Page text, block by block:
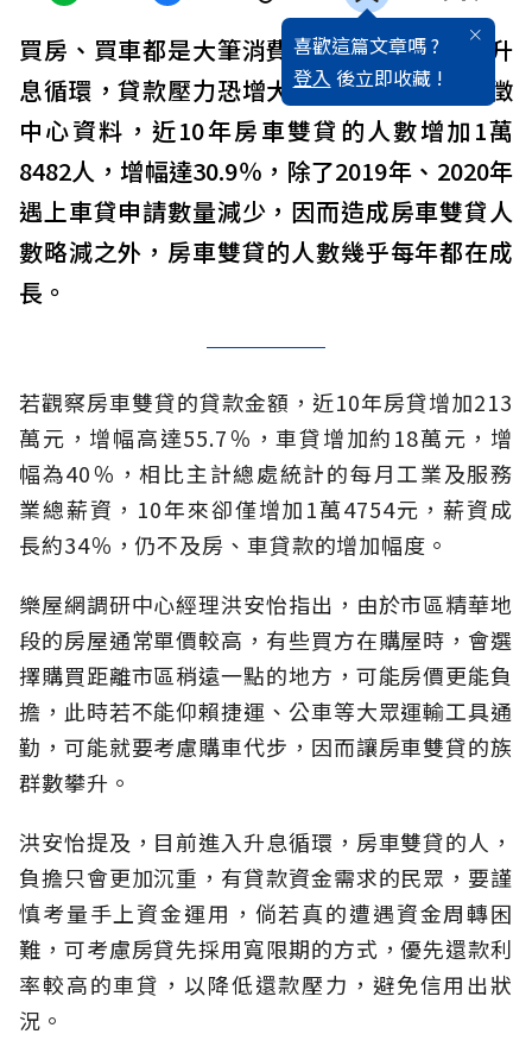
喜歡這篇文章嗎 ?
登入 後立即收藏 !
買房、買車都是大筆消費支出，而市場進入升
息循環，貸款壓力恐增大，據樂屋網統計聯徵
中心資料，近10年房車雙貸的人數增加1萬
8482人，增幅達30.9％，除了2019年、2020年
遇上車貸申請數量減少，因而造成房車雙貸人
數略減之外，房車雙貸的人數幾乎每年都在成
長。
若觀察房車雙貸的貸款金額，近10年房貸增加213
萬元，增幅高達55.7％，車貸增加約18萬元，增
幅為40％，相比主計總處統計的每月工業及服務
業總薪資，10年來卻僅增加1萬4754元，薪資成
長約34％，仍不及房、車貸款的增加幅度。
樂屋網調研中心經理洪安怡指出，由於市區精華地
段的房屋通常單價較高，有些買方在購屋時，會選
擇購買距離市區稍遠一點的地方，可能房價更能負
擔，此時若不能仰賴捷運、公車等大眾運輸工具通
勤，可能就要考慮購車代步，因而讓房車雙貸的族
群數攀升。
洪安怡提及，目前進入升息循環，房車雙貸的人，
負擔只會更加沉重，有貸款資金需求的民眾，要謹
慎考量手上資金運用，倘若真的遭遇資金周轉困
難，可考慮房貸先採用寬限期的方式，優先還款利
率較高的車貸，以降低還款壓力，避免信用出狀
況。